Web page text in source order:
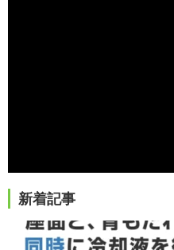
新着記事